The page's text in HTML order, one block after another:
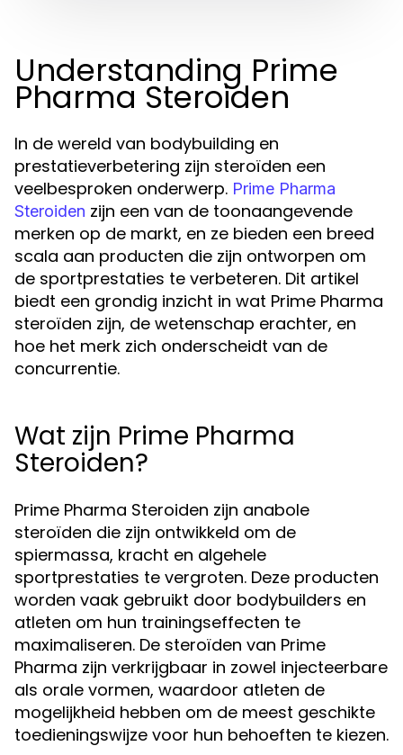
Understanding Prime
Pharma Steroiden
In de wereld van bodybuilding en
prestatieverbetering zijn steroïden een
veelbesproken onderwerp. Prime Pharma
Steroiden zijn een van de toonaangevende
merken op de markt, en ze bieden een breed
scala aan producten die zijn ontworpen om
de sportprestaties te verbeteren. Dit artikel
biedt een grondig inzicht in wat Prime Pharma
steroïden zijn, de wetenschap erachter, en
hoe het merk zich onderscheidt van de
concurrentie.
Wat zijn Prime Pharma
Steroiden?
Prime Pharma Steroiden zijn anabole
steroïden die zijn ontwikkeld om de
spiermassa, kracht en algehele
sportprestaties te vergroten. Deze producten
worden vaak gebruikt door bodybuilders en
atleten om hun trainingseffecten te
maximaliseren. De steroïden van Prime
Pharma zijn verkrijgbaar in zowel injecteerbare
als orale vormen, waardoor atleten de
mogelijkheid hebben om de meest geschikte
toedieningswijze voor hun behoeften te kiezen.